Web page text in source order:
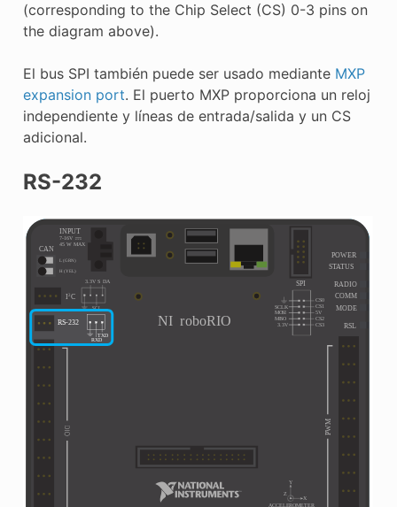
(corresponding to the Chip Select (CS) 0-3 pins on
the diagram above).
El bus SPI también puede ser usado mediante MXP
expansion port. El puerto MXP proporciona un reloj
independiente y líneas de entrada/salida y un CS
adicional.
RS-232